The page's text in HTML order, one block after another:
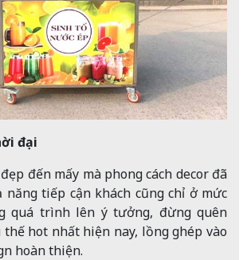
đại
đến mấy mà phong cách decor đã
tiếp cận khách cũng chỉ ở mức
quá trình lên ý tưởng, đừng quên
thế hot nhất hiện nay, lồng ghép vào
hoàn thiện.